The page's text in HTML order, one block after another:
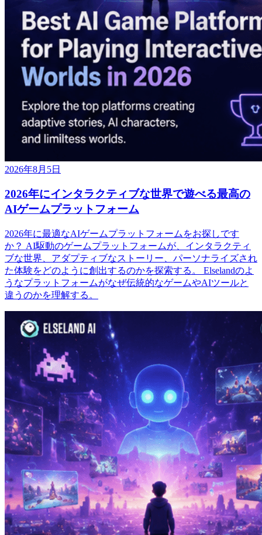
2026年8月5日
2026年にインタラクティブな世界で遊べる最高の
AIゲームプラットフォーム
2026年に最適なAIゲームプラットフォームをお探しです
か？ AI駆動のゲームプラットフォームが、インタラクティ
ブな世界、アダプティブなストーリー、パーソナライズされ
た体験をどのように創出するのかを探索する。 Elselandのよ
うなプラットフォームがなぜ伝統的なゲームやAIツールと
違うのかを理解する。